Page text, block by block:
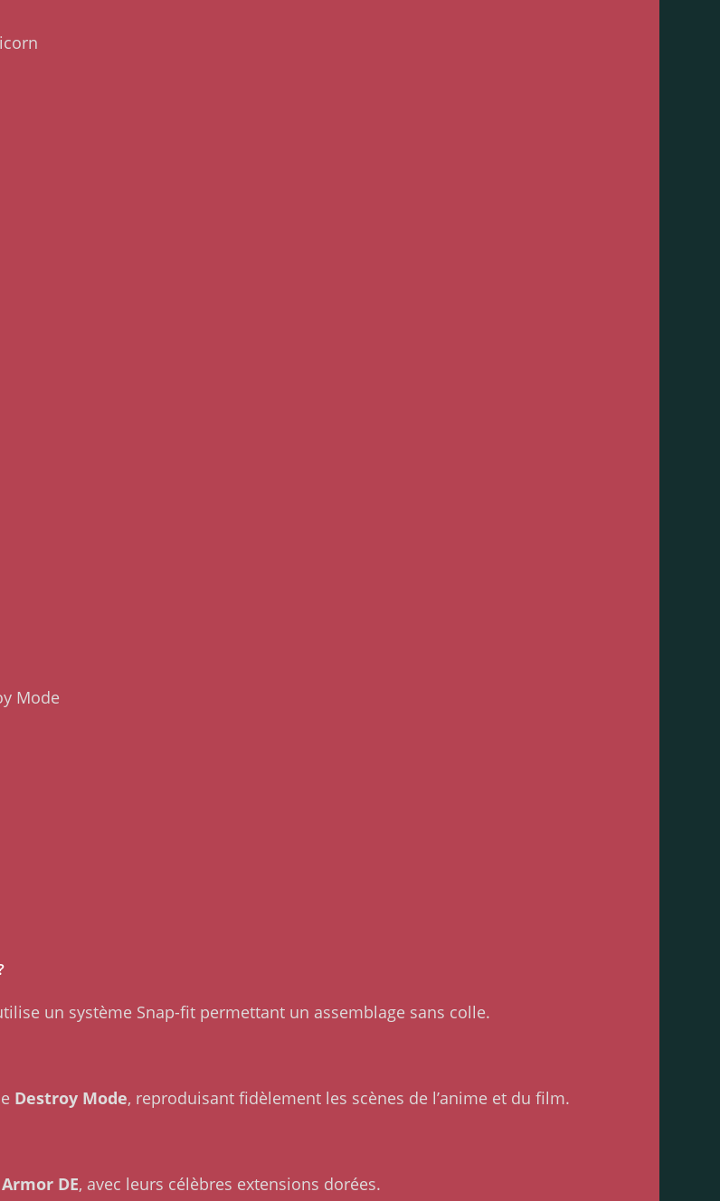
Mode
un système Snap-fit permettant un assemblage sans colle.
Destroy Mode, reproduisant fidèlement les scènes de l’anime et du film.
DE, avec leurs célèbres extensions dorées.